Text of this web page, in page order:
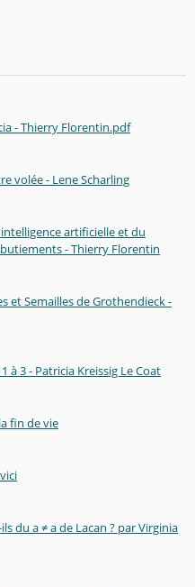
- Thierry Florentin.pdf
volée - Lene Scharling
artificielle et du
- Thierry Florentin
et Semailles de Grothendieck -
à 3 - Patricia Kreissig Le Coat
fin de vie
du a ≠ a de Lacan ? par Virginia